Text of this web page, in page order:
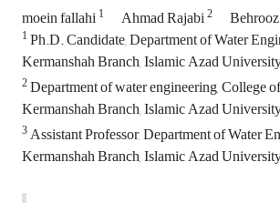
moein fallahi1 Ahmad Rajabi2
1Ph.D. Candidate, Department of Water
Kermanshah Branch, Islamic Azad
2Department of water engineering, College
Kermanshah Branch, Islamic Azad
3Assistant Professor, Department of Water
Kermanshah Branch, Islamic Azad